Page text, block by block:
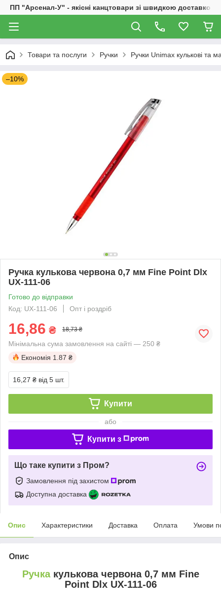
ПП "Арсенал-У" - якісні канцтовари зі швидкою доставкою
Товари та послуги Ручки Ручки Unimax кулькові та
–10%
Ручка кулькова червона 0,7 мм Fine Point Dlx
UX-111-06
Готово до відправки
Код: UX-111-06
Опт і роздріб
16,86 ₴ 18,73 ₴
Мінімальна сума замовлення на сайті — 250 ₴
Економія 1.87 ₴
16,27 ₴ від 5 шт.
Купити
або
Купити з
Що таке купити з Пром?
Замовлення під захистом
Доступна доставка
Опис Характеристики Доставка Оплата Умови
Опис
Ручкакулькова червона 0,7 мм Fine
Point Dlx UX-111-06